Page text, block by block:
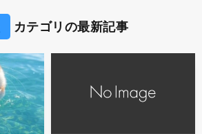
カテゴリの最新記事